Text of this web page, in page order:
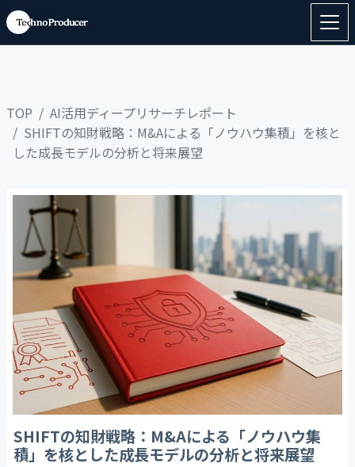
TOP
AI活用ディープリサーチレポート
SHIFTの知財戦略：M&Aによる「ノウハウ集積」を核と
した成長モデルの分析と将来展望
SHIFTの知財戦略：M&Aによる「ノウハウ集
積」を核とした成長モデルの分析と将来展望